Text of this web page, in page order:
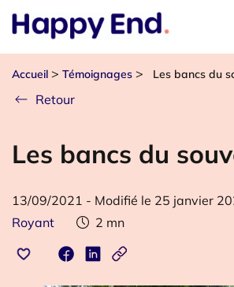
Accueil > Témoignages > Les bancs du
Retour
Les bancs du
13/09/2021 - Modifié le 25 janvier
Royant
2 mn